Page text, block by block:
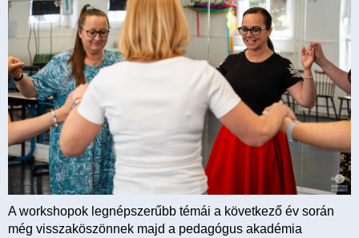
A workshopok legnépszerűbb témái a következő év során
még visszaköszönnek majd a pedagógus akadémia